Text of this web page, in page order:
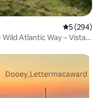
5 de uma
5 (294)
Wild Atlantic Way – Vista
hóspedes